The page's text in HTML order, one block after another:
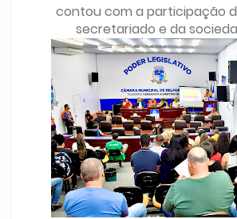
contou com a participação
secretariado e da